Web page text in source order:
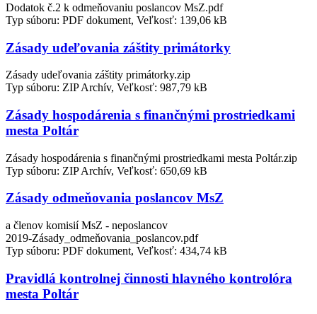
Dodatok č.2 k odmeňovaniu poslancov MsZ.pdf
Typ súboru: PDF dokument, Veľkosť: 139,06 kB
Zásady udeľovania záštity primátorky
Zásady udeľovania záštity primátorky.zip
Typ súboru: ZIP Archív, Veľkosť: 987,79 kB
Zásady hospodárenia s finančnými prostriedkami
mesta Poltár
Zásady hospodárenia s finančnými prostriedkami mesta Poltár.zip
Typ súboru: ZIP Archív, Veľkosť: 650,69 kB
Zásady odmeňovania poslancov MsZ
a členov komisií MsZ - neposlancov
2019-Zásady_odmeňovania_poslancov.pdf
Typ súboru: PDF dokument, Veľkosť: 434,74 kB
Pravidlá kontrolnej činnosti hlavného kontrolóra
mesta Poltár